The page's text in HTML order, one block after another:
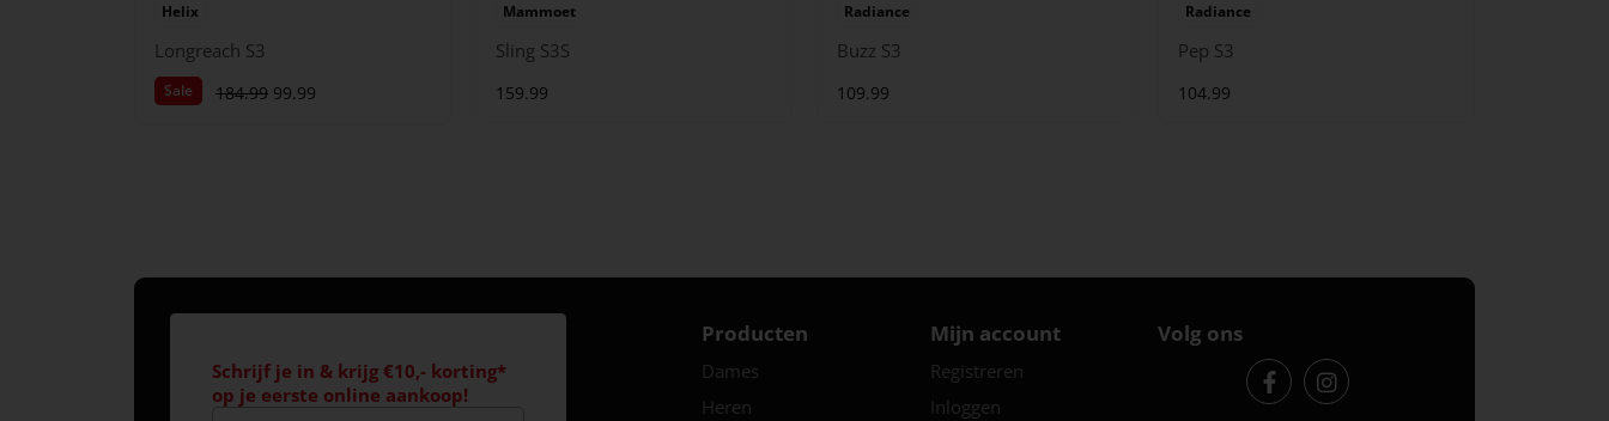
Helix
Longreach S3
Sale 184.99 99.99
Mammoet
Sling S3S
159.99
Radiance
Buzz S3
109.99
Radiance
Pep S3
104.99
Schrijf je in & krijg €10,- korting*
op je eerste online aankoop!
Producten
Dames
Heren
Mijn account
Registreren
Inloggen
Volg ons